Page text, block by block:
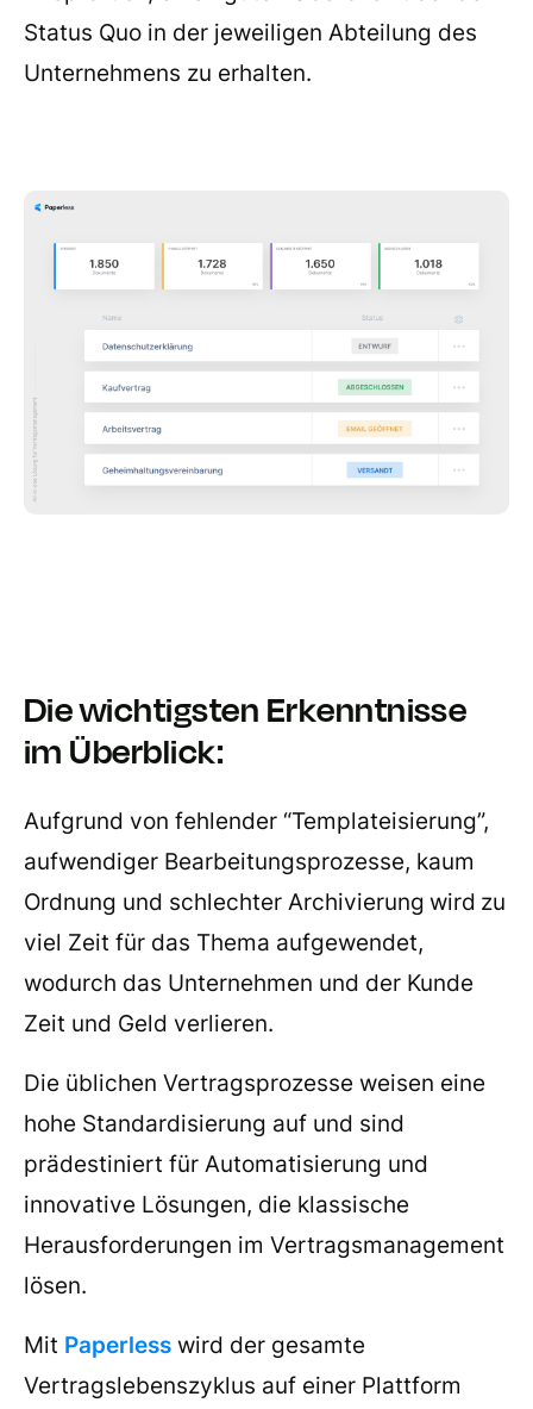
Status Quo in der jeweiligen Abteilung des
Unternehmens zu erhalten.
Die wichtigsten Erkenntnisse
im Überblick:
Aufgrund von fehlender “Templateisierung”,
aufwendiger Bearbeitungsprozesse, kaum
Ordnung und schlechter Archivierung wird zu
viel Zeit für das Thema aufgewendet,
wodurch das Unternehmen und der Kunde
Zeit und Geld verlieren.
Die üblichen Vertragsprozesse weisen eine
hohe Standardisierung auf und sind
prädestiniert für Automatisierung und
innovative Lösungen, die klassische
Herausforderungen im Vertragsmanagement
lösen.
Mit Paperless wird der gesamte
Vertragslebenszyklus auf einer Plattform